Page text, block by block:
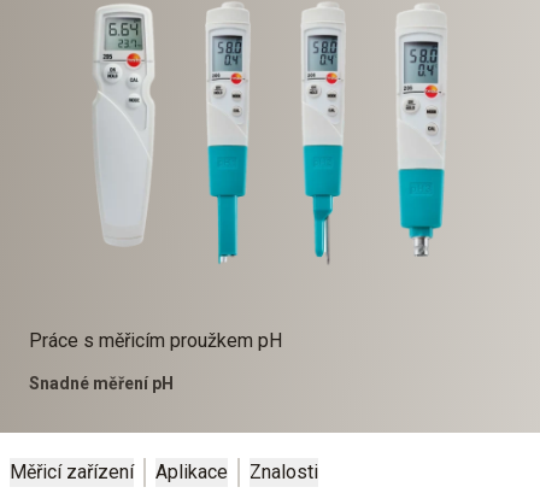
Práce s měřicím proužkem pH
Snadné měření pH
Měřicí zařízení Aplikace Znalosti